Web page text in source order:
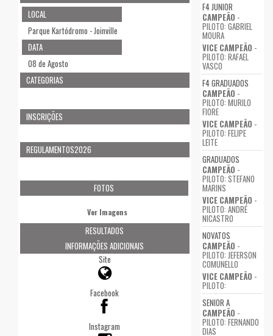
LOCAL
Parque Kartódromo - Joinville
DATA
08 de Agosto
CATEGORIAS
INSCRIÇÕES
REGULAMENTOS2026
FOTOS
Ver Imagens
RESULTADOS
INFORMAÇÕES ADICIONAIS
Site
Facebook
Instagram
F4 JUNIOR
CAMPEÃO -
PILOTO: GABRIEL
MOURA
VICE CAMPEÃO -
PILOTO: RAFAEL
VASCO
F4 GRADUADOS
CAMPEÃO -
PILOTO: MURILO
FIORE
VICE CAMPEÃO -
PILOTO: FELIPE
LEITE
GRADUADOS
CAMPEÃO -
PILOTO: STEFANO
MARINS
VICE CAMPEÃO -
PILOTO: ANDRÉ
NICASTRO
NOVATOS
CAMPEÃO -
PILOTO: JEFERSON
COMUNELLO
VICE CAMPEÃO -
PILOTO:
SENIOR A
CAMPEÃO -
PILOTO: FERNANDO
DIAS